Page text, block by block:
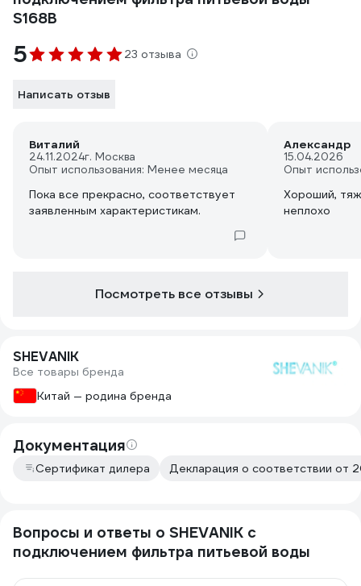
S168B
5 23 отзыва
Написать отзыв
Виталий
24.11.2024г. Москва
Опыт использования: Менее месяца
Пока все прекрасно, соответствует
заявленным характеристикам.
Александр
15.04.2026
Опыт
Хороший,
неплохо
Посмотреть все отзывы
SHEVANIK
Все товары бренда
Китай — родина бренда
Документация
Сертификат дилера Декларация о соответствии от
Вопросы и ответы о SHEVANIK с
подключением фильтра питьевой воды